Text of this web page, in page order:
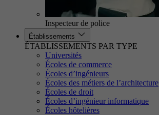
Inspecteur de police
Établissements
ÉTABLISSEMENTS PAR TYPE
Universités
Écoles de commerce
Écoles d’ingénieurs
Écoles des métiers de l’architecture
Écoles de droit
Écoles d’ingénieur informatique
Écoles hôtelières